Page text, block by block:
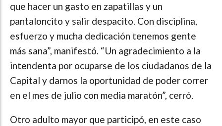
que hacer un gasto en zapatillas y un
pantaloncito y salir despacito. Con disciplina,
esfuerzo y mucha dedicación tenemos gente
más sana”, manifestó. “Un agradecimiento a la
intendenta por ocuparse de los ciudadanos de la
Capital y darnos la oportunidad de poder correr
en el mes de julio con media maratón”, cerró.
Otro adulto mayor que participó, en este caso